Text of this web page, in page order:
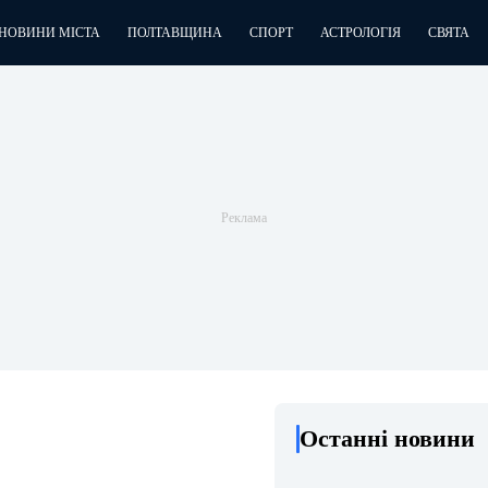
МІСТА ПОЛТАВЩИНА СПОРТ АСТРОЛОГІЯ СВЯТА
Останні новини